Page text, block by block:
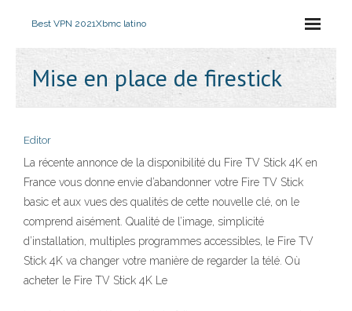
Best VPN 2021Xbmc latino
Mise en place de firestick
Editor
La récente annonce de la disponibilité du Fire TV Stick 4K en
France vous donne envie d’abandonner votre Fire TV Stick
basic et aux vues des qualités de cette nouvelle clé, on le
comprend aisément. Qualité de l’image, simplicité
d’installation, multiples programmes accessibles, le Fire TV
Stick 4K va changer votre manière de regarder la télé. Où
acheter le Fire TV Stick 4K Le